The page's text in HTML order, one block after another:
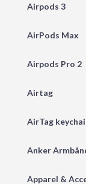
Airpods 3
AirPods Max
Airpods Pro 2
Airtag
AirTag
Anker
Apparel &